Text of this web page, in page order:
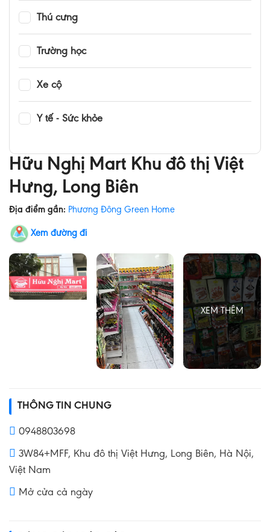
Thú cưng
Trường học
Xe cộ
Y tế - Sức khỏe
Hữu Nghị Mart Khu đô thị Việt
Hưng, Long Biên
Địa điểm gần: Phương Đông Green Home
Xem đường đi
THÔNG TIN CHUNG
0948803698
3W84+MFF, Khu đô thị Việt Hưng, Long Biên, Hà Nội,
Việt Nam
Mở cửa cả ngày